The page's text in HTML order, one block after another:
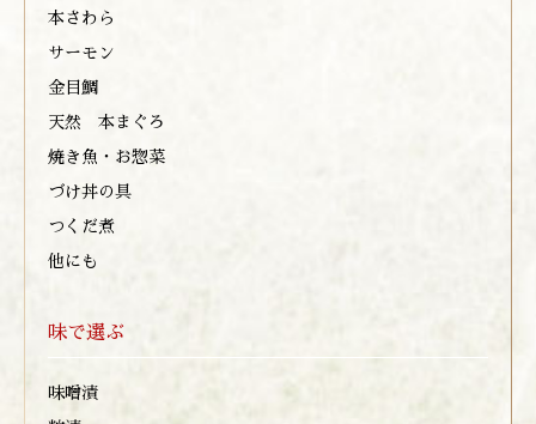
本さわら
サーモン
金目鯛
天然 本まぐろ
焼き魚・お惣菜
づけ丼の具
つくだ煮
他にも
味で選ぶ
味噌漬